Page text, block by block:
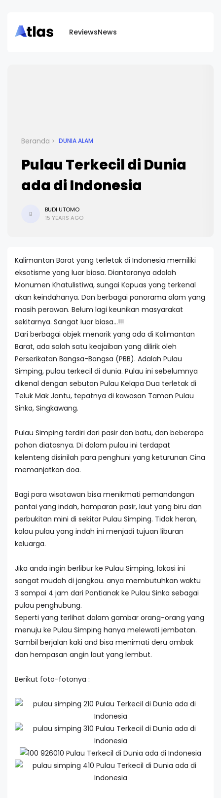
ReviewsNews
Beranda DUNIA ALAM
Pulau Terkecil di Dunia
ada di Indonesia
B
BUDI UTOMO
15 YEARS AGO
Kalimantan Barat yang terletak di Indonesia memiliki
eksotisme yang luar biasa. Diantaranya adalah
Monumen Khatulistiwa, sungai Kapuas yang terkenal
akan keindahanya. Dan berbagai panorama alam yang
masih perawan. Belum lagi keunikan masyarakat
sekitarnya. Sangat luar biasa…!!!
Dari berbagai objek menarik yang ada di Kalimantan
Barat, ada salah satu keajaiban yang dilirik oleh
Perserikatan Bangsa-Bangsa (PBB). Adalah Pulau
Simping, pulau terkecil di dunia. Pulau ini sebelumnya
dikenal dengan sebutan Pulau Kelapa Dua terletak di
Teluk Mak Jantu, tepatnya di kawasan Taman Pulau
Sinka, Singkawang.
Pulau Simping terdiri dari pasir dan batu, dan beberapa
pohon diatasnya. Di dalam pulau ini terdapat
kelenteng disinilah para penghuni yang keturunan Cina
memanjatkan doa.
Bagi para wisatawan bisa menikmati pemandangan
pantai yang indah, hamparan pasir, laut yang biru dan
perbukitan mini di sekitar Pulau Simping. Tidak heran,
kalau pulau yang indah ini menjadi tujuan liburan
keluarga.
Jika anda ingin berlibur ke Pulau Simping, lokasi ini
sangat mudah di jangkau. anya membutuhkan waktu
3 sampai 4 jam dari Pontianak ke Pulau Sinka sebagai
pulau penghubung.
Seperti yang terlihat dalam gambar orang-orang yang
menuju ke Pulau Simping hanya melewati jembatan.
Sambil berjalan kaki and bisa menimati deru ombak
dan hempasan angin laut yang lembut.
Berikut foto-fotonya :